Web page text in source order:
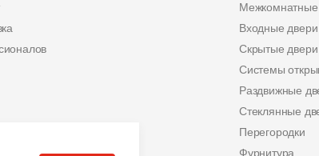
данных
Межкомнатные
Входные двери
Скрытые двери
Системы
Раздвижные
Стеклянные
Перегородки
Фурнитура